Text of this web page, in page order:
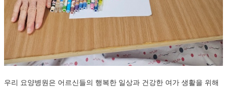
우리 요양병원은 어르신들의 행복한 일상과 건강한 여가 생활을 위해